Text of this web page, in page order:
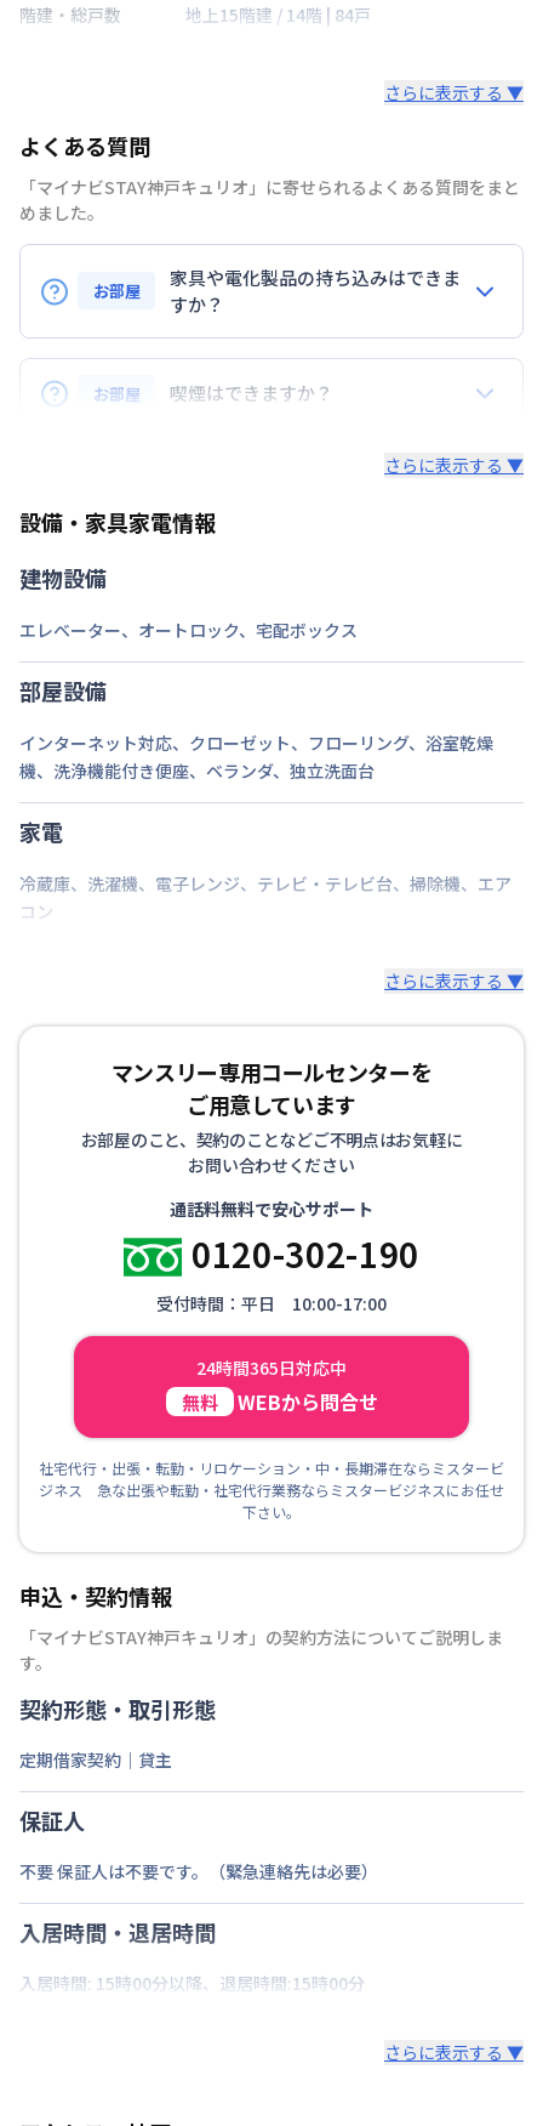
階建・総戸数
地上15階建 / 14階 | 84戸
禁煙・喫煙
定員
2名
次回更新日
情報更新日より14日以内
さらに表示する ▼
よくある質問
「マイナビSTAY神戸キュリオ」に寄せられるよくある質問をまと
めました。
お部屋
家具や電化製品の持ち込みはできま
すか？
お持ち込みいただけます。
ただし、標準設備として部屋に備え付けの家具・家電
以外の扱いについては当社では責任を負いかねます。
また、お持ち込みいただいた家具や家電はご退去時に
お部屋 喫煙はできますか？
さらに表示する ▼
設備・家具家電情報
建物設備
エレベーター、 オートロック、 宅配ボックス
部屋設備
インターネット対応、 クローゼット、 フローリング、 浴室乾燥
機、 洗浄機能付き便座、 ベランダ、 独立洗面台
家電
冷蔵庫、 洗濯機、 電子レンジ、 テレビ・テレビ台、 掃除機、 エア
コン
さらに表示する ▼
マンスリー専用コールセンターを
ご用意しています
お部屋のこと、契約のことなどご不明点はお気軽に
お問い合わせください
通話料無料で安心サポート
0120-302-190
受付時間：平日 10:00-17:00
24時間365日対応中
無料 WEBから問合せ
社宅代行・出張・転勤・リロケーション・中・長期滞在ならミスタービ
ジネス 急な出張や転勤・社宅代行業務ならミスタービジネスにお任せ
下さい。
申込・契約情報
「マイナビSTAY神戸キュリオ 」の契約方法についてご説明しま
す。
契約形態・取引形態
定期借家契約｜貸主
保証人
不要 保証人は不要です。（緊急連絡先は必要）
入居時間・退居時間
入居時間: 15時00分以降、退居時間:15時00分
さらに表示する ▼